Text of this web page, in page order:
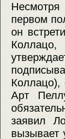
первом
он
Коллацо),
Арт
заявил
вызывает